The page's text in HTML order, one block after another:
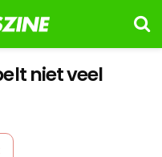
niet veel